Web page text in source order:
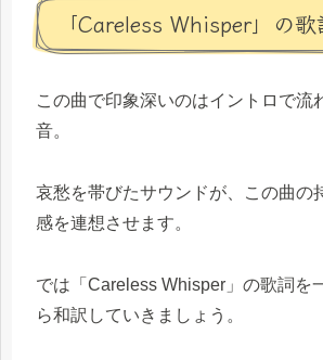
「Careless Whisper」の
この曲で印象深いのはイントロで流
音。
哀愁を帯びたサウンドが、この曲の
感を連想させます。
では「Careless Whisper」の歌詞を
ら和訳していきましょう。